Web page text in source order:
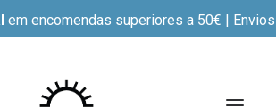
em encomendas superiores a 50€ |